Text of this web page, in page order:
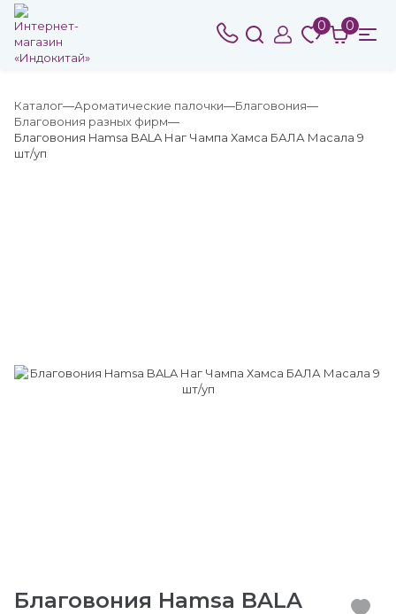
0 0
Каталог Ароматические палочки
Благовония
Благовония разных фирм
Благовония Hamsa BALA Наг Чампа Хамса БАЛА Масала 9
шт/уп
Благовония Hamsa BALA